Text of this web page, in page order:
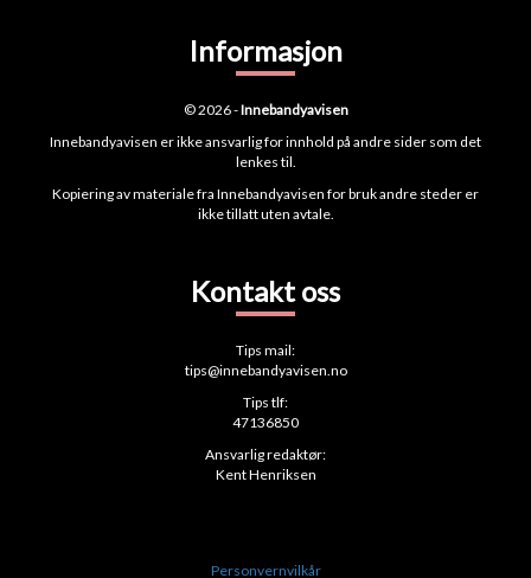
Informasjon
© 2026 -Innebandyavisen
Innebandyavisen er ikke ansvarlig for innhold på andre sider som det
lenkes til.
Kopiering av materiale fra Innebandyavisen for bruk andre steder er
ikke tillatt uten avtale.
Kontakt oss
Tips mail:
tips@innebandyavisen.no
Tips tlf:
47136850
Ansvarlig redaktør:
Kent Henriksen
Personvernvilkår